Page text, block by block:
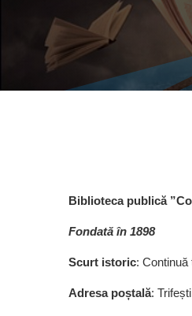
Biblioteca publică
Fondată în 1898
Scurt istoric: Continuă
Adresa poștală: